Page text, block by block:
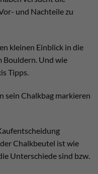
und Nachteile zu
kleinen Einblick in die
Bouldern. Und wie
Tipps.
sein Chalkbag markieren
Chalkbeutel ist wie
Unterschiede sind bzw.